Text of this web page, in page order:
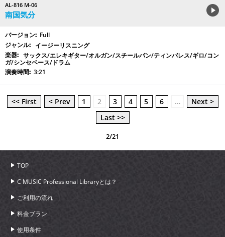
AL-816 M-06
南国気分
Full
イージーリスニング
サックス/エレキギター/オルガン/スチールパン/ティンバレス/ギロ/コン
ガ/シンセベース/ドラム
3:21
<< First < Prev 1 2 3 4 5 6 …
Next >
Last >>
2/21
TOP
C MUSIC Professional Libraryとは？
ご利用の流れ
料金プラン
使用条件